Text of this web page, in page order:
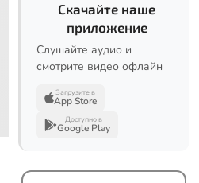
Скачайте наше
приложение
Слушайте аудио и
смотрите видео офлайн
Загрузите в
App Store
Доступно в
Google Play